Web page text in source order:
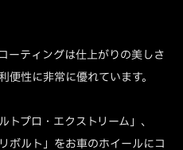
ーティングは仕上がりの美しさ
便性に非常に優れています。
プロ・エクストリーム」、
ボルト」をお車のホイールにコ